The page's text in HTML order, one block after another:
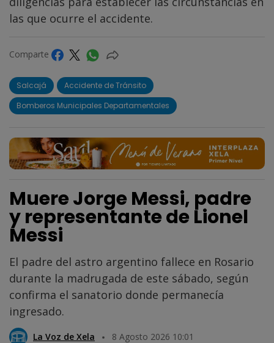
las que ocurre el accidente.
Comparte
Salcajá
Accidente de Tránsito
Bomberos Municipales Departamentales
Muere Jorge Messi, padre
y representante de Lionel
Messi
El padre del astro argentino fallece en Rosario
durante la madrugada de este sábado, según
confirma el sanatorio donde permanecía
ingresado.
La Voz de Xela 8 Agosto 2026 10:01